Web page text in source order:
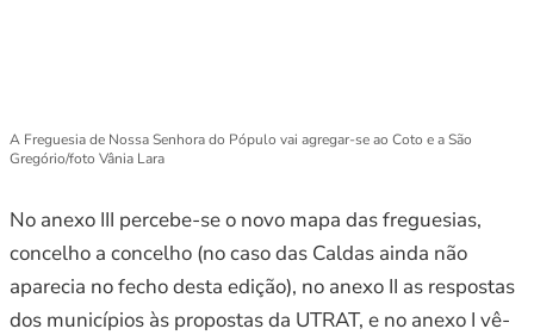
A Freguesia de Nossa Senhora do Pópulo vai agregar-se ao Coto e a São
Gregório/foto Vânia Lara
No anexo III percebe-se o novo mapa das freguesias,
concelho a concelho (no caso das Caldas ainda não
aparecia no fecho desta edição), no anexo II as respostas
dos municípios às propostas da UTRAT, e no anexo I vê-